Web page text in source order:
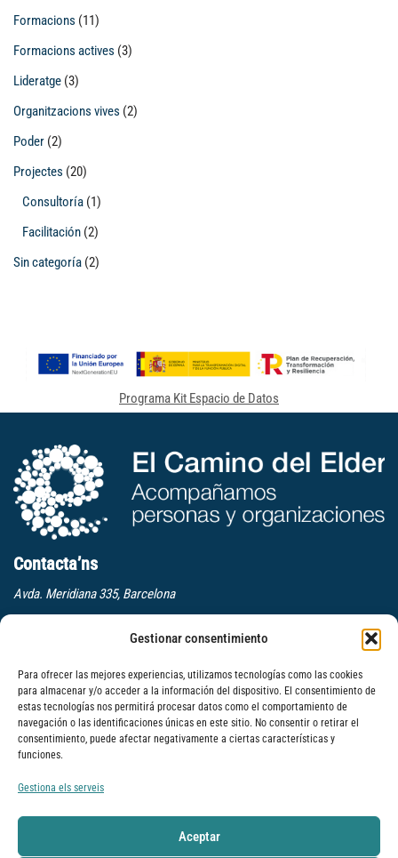
Gestionar consentimiento
Para ofrecer las mejores experiencias, utilizamos tecnologías como las cookies
para almacenar y/o acceder a la información del dispositivo. El consentimiento de
estas tecnologías nos permitirá procesar datos como el comportamiento de
navegación o las identificaciones únicas en este sitio. No consentir o retirar el
consentimiento, puede afectar negativamente a ciertas características y
funciones.
Gestiona els serveis
Aceptar
Formacions (11)
Formacions actives (3)
Lideratge (3)
Organitzacions vives (2)
Poder (2)
Projectes (20)
Consultoría (1)
Facilitación (2)
Sin categoría (2)
Programa Kit Espacio de Datos
Contacta’ns
Avda. Meridiana 335, Barcelona
Segueix-nos
Subscriure
Dinàmica per millorar l’escolta en els equips: Escoltar a tres nivells
Formació per a la cultura del feedback